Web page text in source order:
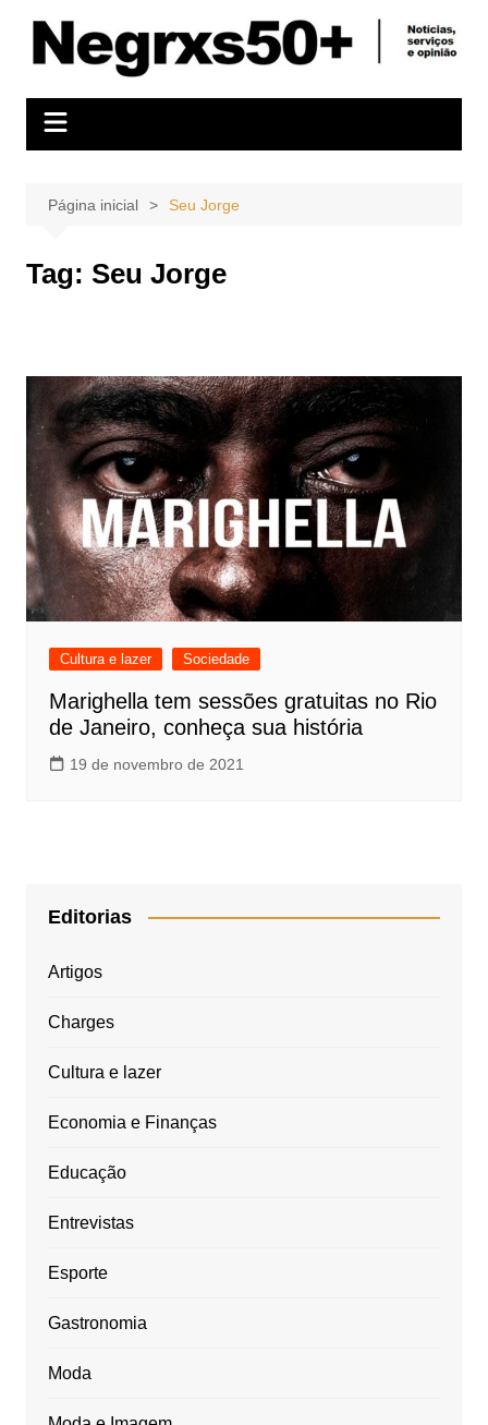
conteúdo
Página inicial Seu Jorge
Tag: Seu Jorge
Cultura e lazer Sociedade
Marighella tem sessões gratuitas no Rio
de Janeiro, conheça sua história
19 de novembro de 2021
Editorias
Artigos
Charges
Cultura e lazer
Economia e Finanças
Educação
Entrevistas
Esporte
Gastronomia
Moda